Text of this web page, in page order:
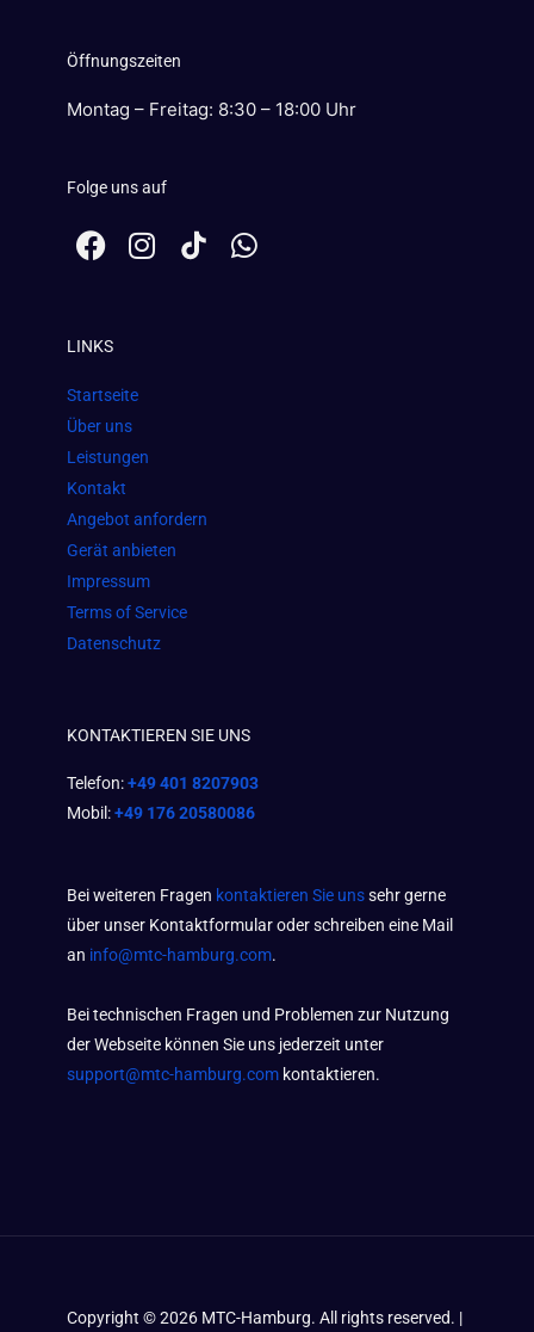
Öffnungszeiten
Montag – Freitag: 8:30 – 18:00 Uhr
Folge uns auf
F
a
b
o
o
k
I
n
m
W
h
LINKS
Startseite
Über uns
Leistungen
Kontakt
Angebot anfordern
Gerät anbieten
Impressum
Terms of Service
Datenschutz
KONTAKTIEREN SIE UNS
Telefon:+49 401 8207903
Mobil:+49 176 20580086
Bei weiteren Fragen kontaktieren Sie unssehr gerne
über unser Kontaktformular oder schreiben eine Mail
an info@mtc-hamburg.com.
Bei technischen Fragen und Problemen zur Nutzung
der Webseite können Sie uns jederzeit unter
support@mtc-hamburg.com kontaktieren.
Copyright ©2026 MTC-Hamburg. All rights reserved. |